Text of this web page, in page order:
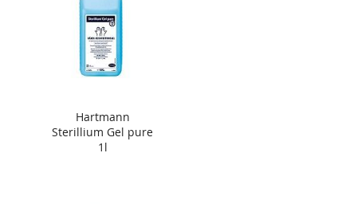
Hartmann
Sterillium Gel pure
1l